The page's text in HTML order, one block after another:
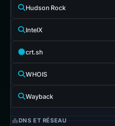
Hudson Rock
IntelX
crt.sh
WHOIS
Wayback
DNS ET RÉSEAU